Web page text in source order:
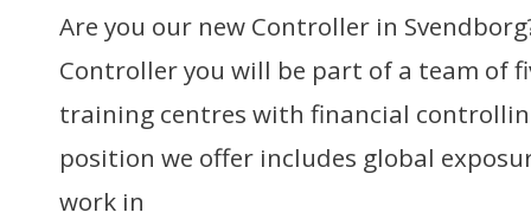
Are you our new Controller in
Controller you will be part of a team of
training centres with financial
position we offer includes global
work in